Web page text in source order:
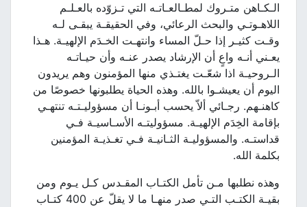
الـكـاهن متـروك لمطـالعـاتـه التي تـزوّده بالعـلـم
اللاهـوتـي والبحث الرعائي، وفي الحقيقـة يبقـى لـه
وقـت كثيـر إذا حـلّ المساء وانتهـت الخـدَم الإلهيـة. هـذا
يعـني أنـه واعٍ أن الإرشاد يصدر عنـه وأن حيـاتـه
الـروحيـة اذا شعّـت يغتـذي منها المؤمنون وهم يريدون
اليوم أن يعيشـوا بالله. وهذه الحياة يطلبونها خصوصًا من
كاهنـهم. رجـائي ألاّ يحسب أبـونـا أن مسؤوليـتـه تنتهـي
بإقامة الخِدَم الإلهيـة. مسؤوليتـه الأسـاسيـة فـي
قداستـه. والمسؤوليـة الثـانيـة فـي تغـذيـة المؤمنين
بكلمة الله.
وهذه نطلبها مـن تأمل الكتـاب المقـدس كـل يـوم ومن
بقيـة الكتـب التـي صدر منهـا ما لا يقلّ عن 400 كتـاب